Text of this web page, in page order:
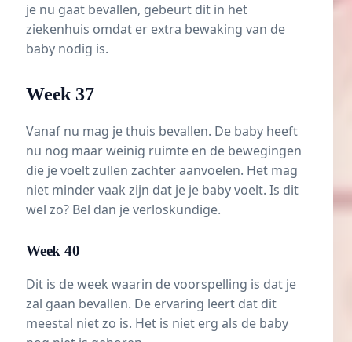
je nu gaat bevallen, gebeurt dit in het
ziekenhuis omdat er extra bewaking van de
baby nodig is.
Week 37
Vanaf nu mag je thuis bevallen. De baby heeft
nu nog maar weinig ruimte en de bewegingen
die je voelt zullen zachter aanvoelen. Het mag
niet minder vaak zijn dat je je baby voelt. Is dit
wel zo? Bel dan je verloskundige.
Week 40
Dit is de week waarin de voorspelling is dat je
zal gaan bevallen. De ervaring leert dat dit
meestal niet zo is. Het is niet erg als de baby